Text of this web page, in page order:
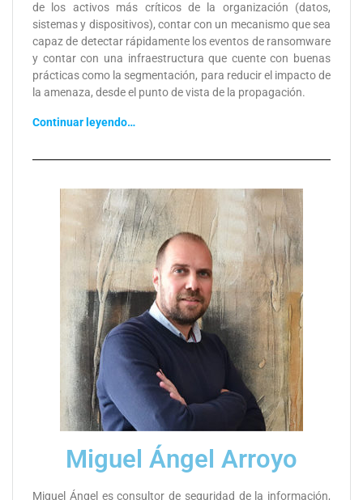
de los activos más críticos de la organización (datos,
sistemas y dispositivos), contar con un mecanismo que sea
capaz de detectar rápidamente los eventos de ransomware
y contar con una infraestructura que cuente con buenas
prácticas como la segmentación, para reducir el impacto de
la amenaza, desde el punto de vista de la propagación.
Continuar leyendo…
Miguel Ángel Arroyo
Miguel Ángel es consultor de seguridad de la información,